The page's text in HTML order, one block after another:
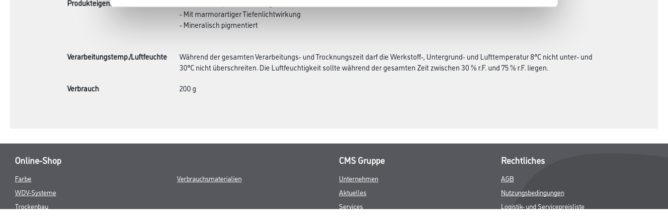
Produkteigenschaft
- Wasserdampfdiffusionsfähig
- Mit marmorartiger Tiefenlichtwirkung
- Mineralisch pigmentiert
Verarbeitungstemp./Luftfeuchte
Während der gesamten Verarbeitungs- und Trocknungszeit darf die Werkstoff-, Untergrund- und Lufttemperatur 8°C nicht unter- und
30°C nicht überschreiten. Die Luftfeuchtigkeit sollte während der gesamten Zeit zwischen 30 % r.F. und 75 % r.F. liegen.
Verbrauch
200 g
Online-Shop
Farbe
WDV-Systeme
Trockenbau
Verbrauchsmaterialien
CMS Gruppe
Unternehmen
Aktuelles
Services
Rechtliches
AGB
Nutzungsbedingungen
Logistik- und Servicepreisliste